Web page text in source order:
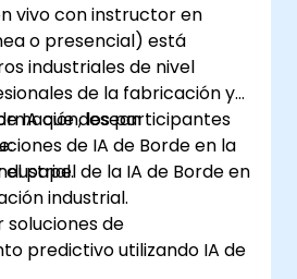
las aplicaciones de IA
vivo con instructor en
o presencial) está
industriales de nivel
de la fabricación y
IA que desean
de IA de Borde en la
los participantes
papel de la IA de Borde en
industrial.
de
predictivo utilizando IA de